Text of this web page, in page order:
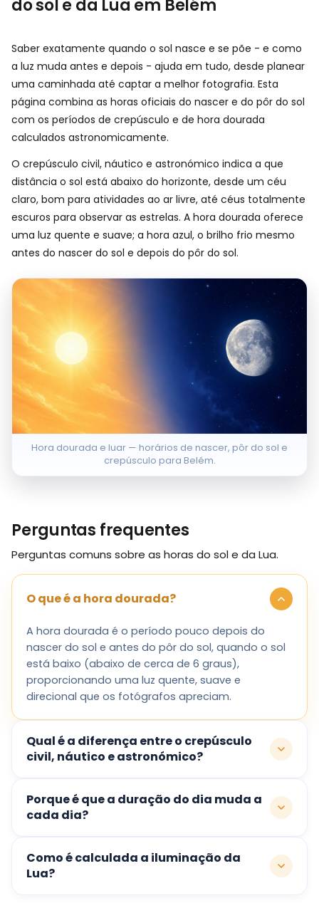
do sol e da Lua em Belém
Saber exatamente quando o sol nasce e se põe - e como
a luz muda antes e depois - ajuda em tudo, desde planear
uma caminhada até captar a melhor fotografia. Esta
página combina as horas oficiais do nascer e do pôr do sol
com os períodos de crepúsculo e de hora dourada
calculados astronomicamente.
O crepúsculo civil, náutico e astronómico indica a que
distância o sol está abaixo do horizonte, desde um céu
claro, bom para atividades ao ar livre, até céus totalmente
escuros para observar as estrelas. A hora dourada oferece
uma luz quente e suave; a hora azul, o brilho frio mesmo
antes do nascer do sol e depois do pôr do sol.
Hora dourada e luar — horários de nascer, pôr do sol e
crepúsculo para Belém.
Perguntas frequentes
Perguntas comuns sobre as horas do sol e da Lua.
O que é a hora dourada?
A hora dourada é o período pouco depois do
nascer do sol e antes do pôr do sol, quando o sol
está baixo (abaixo de cerca de 6 graus),
proporcionando uma luz quente, suave e
direcional que os fotógrafos apreciam.
Qual é a diferença entre o crepúsculo
civil, náutico e astronómico?
Porque é que a duração do dia muda a
cada dia?
Como é calculada a iluminação da
Lua?